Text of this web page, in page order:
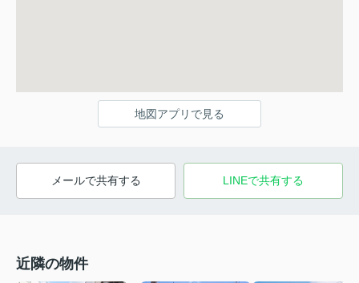
地図アプリで見る
メールで共有する LINEで共有する
近隣の物件